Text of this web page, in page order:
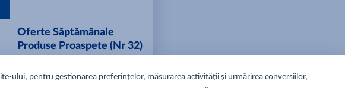
Oferte Săptămânale
Produse Proaspete (Nr 32)